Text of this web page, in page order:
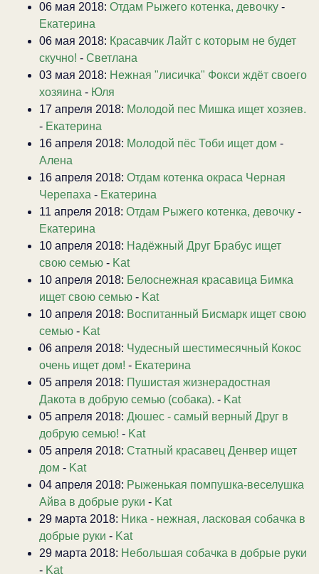
06 мая 2018: Отдам Рыжего котенка, девочку -
Екатерина
06 мая 2018: Красавчик Лайт с которым не будет
скучно! - Светлана
03 мая 2018: Нежная "лисичка" Фокси ждёт своего
хозяина - Юля
17 апреля 2018: Молодой пес Мишка ищет хозяев.
- Екатерина
16 апреля 2018: Молодой пёс Тоби ищет дом -
Алена
16 апреля 2018: Отдам котенка окраса Черная
Черепаха - Екатерина
11 апреля 2018: Отдам Рыжего котенка, девочку -
Екатерина
10 апреля 2018: Надёжный Друг Брабус ищет
свою семью - Kat
10 апреля 2018: Белоснежная красавица Бимка
ищет свою семью - Kat
10 апреля 2018: Воспитанный Бисмарк ищет свою
семью - Kat
06 апреля 2018: Чудесный шестимесячный Кокос
очень ищет дом! - Екатерина
05 апреля 2018: Пушистая жизнерадостная
Дакота в добрую семью (собака). - Kat
05 апреля 2018: Дюшес - самый верный Друг в
добрую семью! - Kat
05 апреля 2018: Статный красавец Денвер ищет
дом - Kat
04 апреля 2018: Рыженькая помпушка-веселушка
Айва в добрые руки - Kat
29 марта 2018: Ника - нежная, ласковая собачка в
добрые руки - Kat
29 марта 2018: Небольшая собачка в добрые руки
- Kat